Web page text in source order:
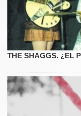
THE SHAGGS. ¿EL